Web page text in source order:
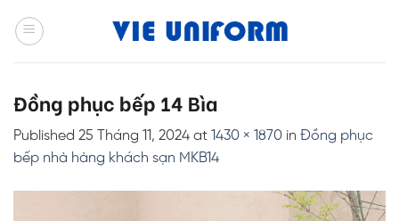
Đồng phục bếp 14 Bìa
Published 25 Tháng 11, 2024 at 1430 × 1870 in Đồng phục
bếp nhà hàng khách sạn MKB14